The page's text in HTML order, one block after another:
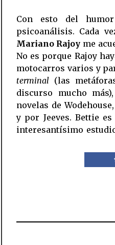
Con esto del
psicoanálisis. Cada
Mariano Rajoy me
No es porque Rajoy
motocarros varios y
terminal (las
discurso mucho
novelas de
y por Jeeves. Bettie
interesantísimo